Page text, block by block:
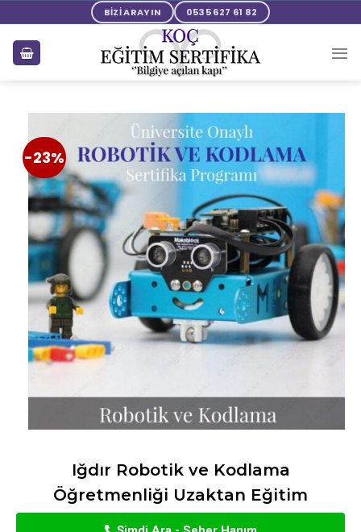
BİZİ ARAYIN 0535 627 61 82
-23%
Iğdır Robotik ve Kodlama
Öğretmenliği Uzaktan Eğitim